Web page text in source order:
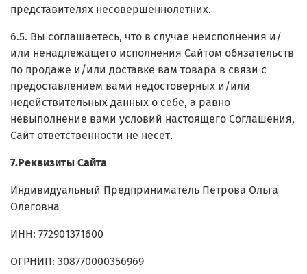
представителях несовершеннолетних.
6.5. Вы соглашаетесь, что в случае неисполнения и/
или ненадлежащего исполнения Сайтом обязательств
по продаже и/или доставке вам товара в связи с
предоставлением вами недостоверных и/или
недействительных данных о себе, а равно
невыполнение вами условий настоящего Соглашения,
Сайт ответственности не несет.
7.Реквизиты Сайта
Индивидуальный Предприниматель Петрова Ольга
Олеговна
ИНН: 772901371600
ОГРНИП: 308770000356969